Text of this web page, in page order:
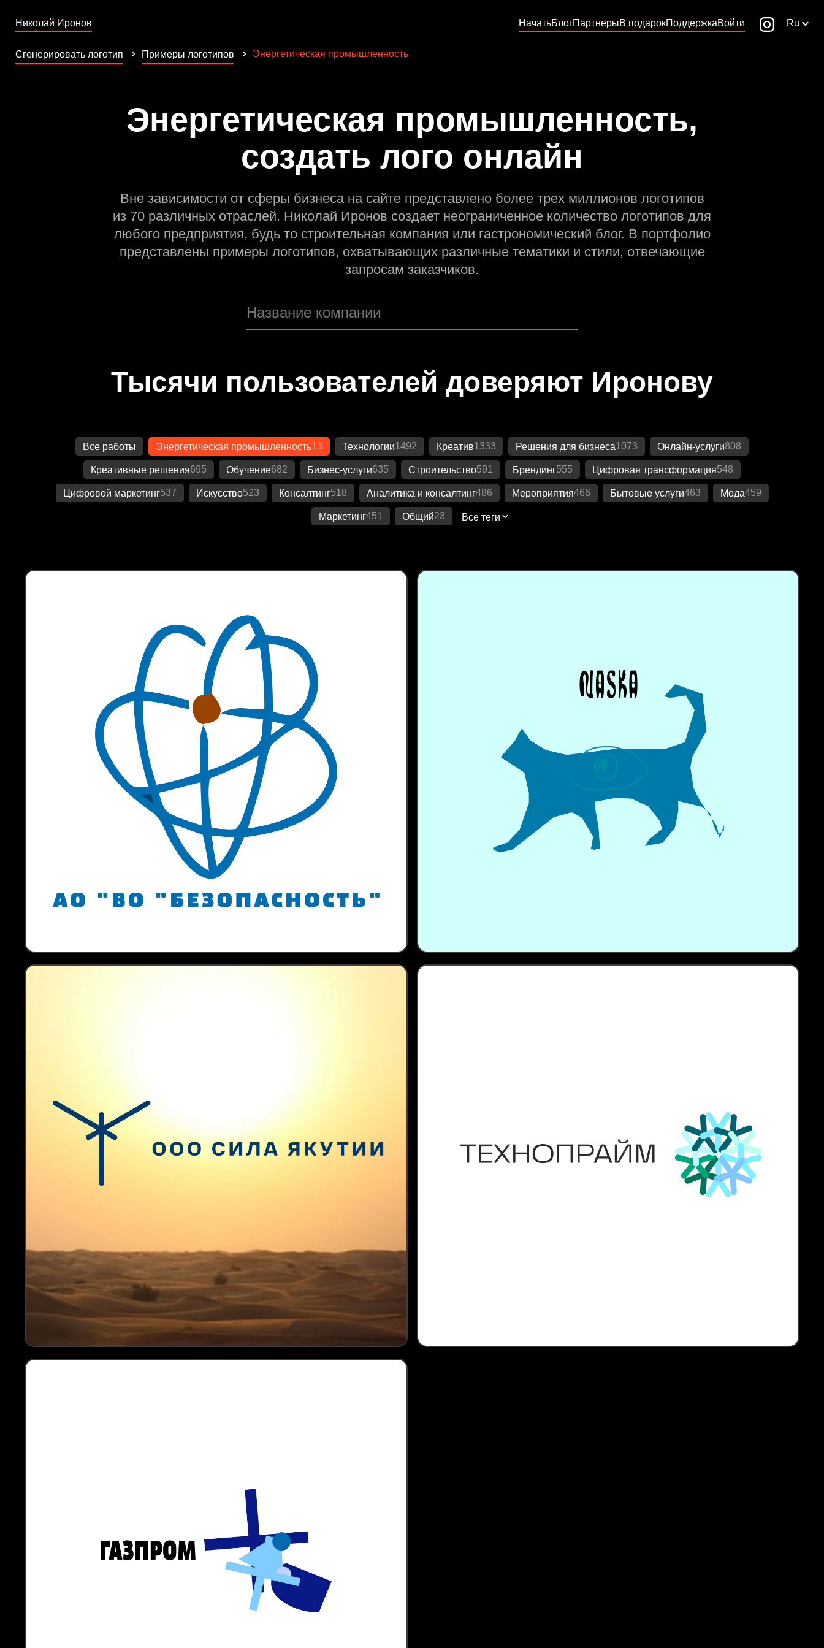
Николай Иронов НачатьБлогПартнерыВ подарокПоддержкаВойти Ru
Сгенерировать логотип Примеры логотипов Энергетическая промышленность
Энергетическая промышленность,
создать лого онлайн
Вне зависимости от сферы бизнеса на сайте представлено более трех миллионов логотипов
из 70 различных отраслей. Николай Иронов создает неограниченное количество логотипов для
любого предприятия, будь то строительная компания или гастрономический блог. В портфолио
представлены примеры логотипов, охватывающих различные тематики и стили, отвечающие
запросам заказчиков.
Тысячи пользователей доверяют Иронову
Все работы Энергетическая промышленность13 Технологии1492 Креатив1333 Решения для бизнеса1073 Онлайн-услуги808
Креативные решения695 Обучение682 Бизнес-услуги635 Строительство591 Брендинг555 Цифровая трансформация548
Цифровой маркетинг537 Искусство523 Консалтинг518 Аналитика и консалтинг486 Мероприятия466 Бытовые услуги463 Мода459
Маркетинг451 Общий23 Все теги